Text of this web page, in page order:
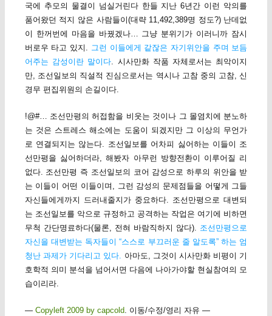
국에 추모의 물결이 넘실거린다 한들 지난 6년간 이런 악의를
품어왔던 적지 않은 사람들이(대략 11,492,389명 정도?) 난데없
이 한꺼번에 마음을 바꿨겠나… 그냥 분위기가 이러니까 잠시
버로우 타고 있지.
그런 이들에게 같잖은 자기위안을 주며 보듬
어주는 감성이란 말이다 . 시사만화 작품 자체로서는 최악이지
만, 조선일보의 직설적 진심으로서는 역시나 고참 중의 고참, 신
경무 편집위원의 손길이다.
!@#… 조선만평의 허접함을 비웃는 것이나 그 몰염치에 분노하
는 것은 스트레스 해소에는 도움이 되겠지만 그 이상의 무언가
로 연결되지는 않는다. 조선일보를 어차피 싫어하는 이들이 조
선만평을 싫어하더라, 해봤자 아무런 방향전환이 이루어질 리
없다. 조선만평 즉 조선일보의 코어 감성으로 하루의 위안을 받
는 이들이 어떤 이들이며, 그런 감성의 문제점들을 어떻게 그들
자신들에게까지 드러내줄지가 중요하다. 조선만평으로 대변되
는 조선일보를 악으로 규정하고 공격하는 작업은 여기에 비하면
무척 간단명료하다(물론, 전혀 바람직하지 않다). 조선만평으로
자신을 대변받는 독자들이 “스스로 부끄러운 줄 알도록” 하는 엄
청난 과제가 기다리고 있다. 아마도, 그것이 시사만화 비평이 기
호학적 의미 분석을 넘어서면 다음에 나아가야할 현실참여의 모
습이리라.
— Copyleft 2009 by capcold. 이동/수정/영리 자유 —